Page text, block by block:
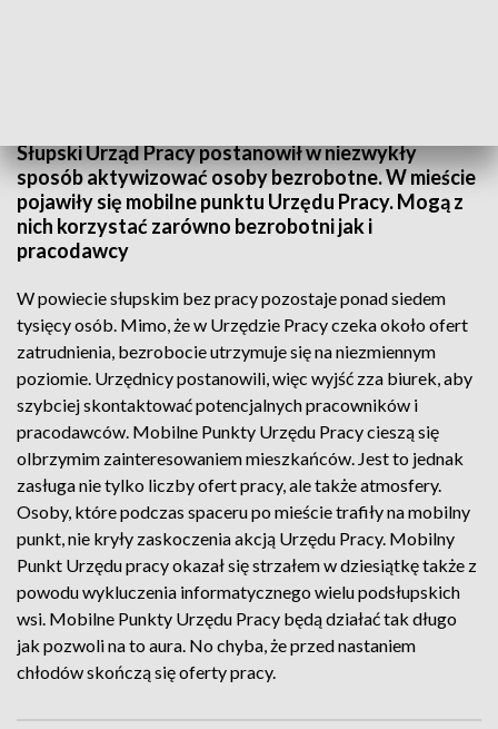
Słupski Urząd Pracy postanowił w niezwykły
sposób aktywizować osoby bezrobotne. W mieście
pojawiły się mobilne punktu Urzędu Pracy. Mogą z
nich korzystać zarówno bezrobotni jak i
pracodawcy
W powiecie słupskim bez pracy pozostaje ponad siedem
tysięcy osób. Mimo, że w Urzędzie Pracy czeka około ofert
zatrudnienia, bezrobocie utrzymuje się na niezmiennym
poziomie. Urzędnicy postanowili, więc wyjść zza biurek, aby
szybciej skontaktować potencjalnych pracowników i
pracodawców. Mobilne Punkty Urzędu Pracy cieszą się
olbrzymim zainteresowaniem mieszkańców. Jest to jednak
zasługa nie tylko liczby ofert pracy, ale także atmosfery.
Osoby, które podczas spaceru po mieście trafiły na mobilny
punkt, nie kryły zaskoczenia akcją Urzędu Pracy. Mobilny
Punkt Urzędu pracy okazał się strzałem w dziesiątkę także z
powodu wykluczenia informatycznego wielu podsłupskich
wsi. Mobilne Punkty Urzędu Pracy będą działać tak długo
jak pozwoli na to aura. No chyba, że przed nastaniem
chłodów skończą się oferty pracy.